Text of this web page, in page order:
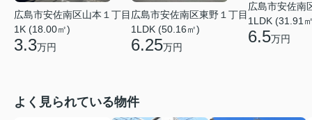
広島市安佐南区山本１丁目
1K (18.00㎡)
3.3万円
広島市安佐南区東野１丁目
1LDK (50.16㎡)
6.25万円
広島市安佐南
1LDK (31.91
6.5万円
よく見られている物件